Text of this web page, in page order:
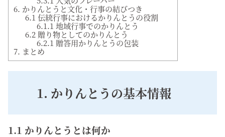
6. かりんとうと文化・行事の結びつき
6.1 伝統行事におけるかりんとうの役割
6.1.1 地域行事でのかりんとう
6.2 贈り物としてのかりんとう
6.2.1 贈答用かりんとうの包装
7. まとめ
1. かりんとうの基本情報
1.1 かりんとうとは何か